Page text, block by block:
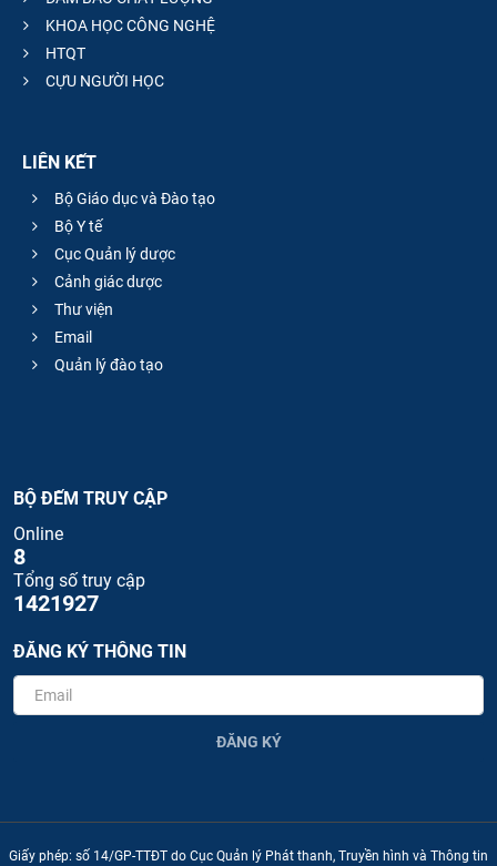
KHOA HỌC CÔNG NGHỆ
HTQT
CỰU NGƯỜI HỌC
LIÊN KẾT
Bộ Giáo dục và Đào tạo
Bộ Y tế
Cục Quản lý dược
Cảnh giác dược
Thư viện
Email
Quản lý đào tạo
BỘ ĐẾM TRUY CẬP
Online
8
Tổng số truy cập
1421927
ĐĂNG KÝ THÔNG TIN
ĐĂNG KÝ
Giấy phép: số 14/GP-TTĐT do Cục Quản lý Phát thanh, Truyền hình và Thông tin